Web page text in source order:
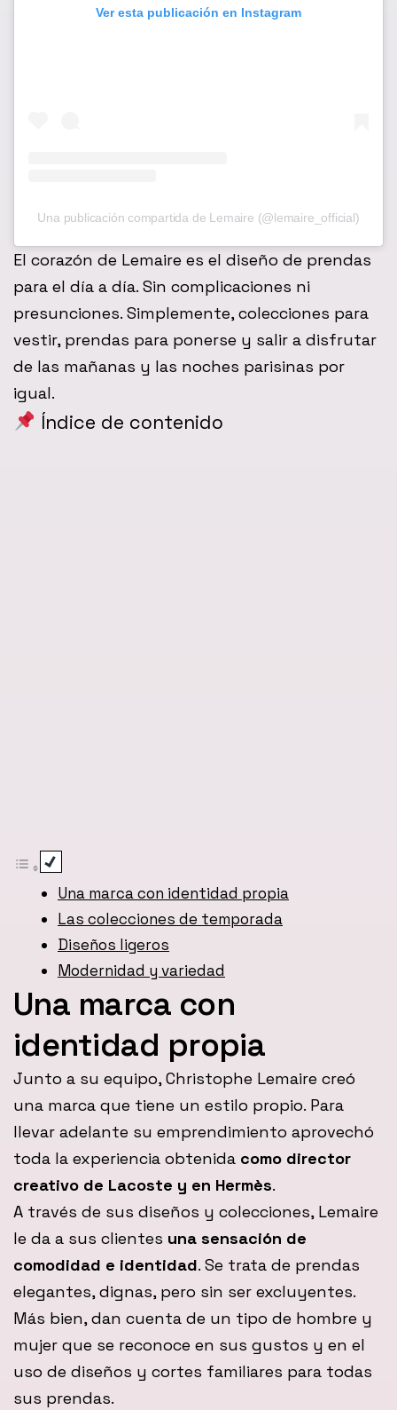
Ver esta publicación en Instagram
Una publicación compartida de Lemaire (@lemaire_official)
El corazón de Lemaire es el diseño de prendas
para el día a día. Sin complicaciones ni
presunciones. Simplemente, colecciones para
vestir, prendas para ponerse y salir a disfrutar
de las mañanas y las noches parisinas por
igual.
Índice de contenido
Una marca con identidad propia
Las colecciones de temporada
Diseños ligeros
Modernidad y variedad
Una marca con
identidad propia
Junto a su equipo, Christophe Lemaire creó
una marca que tiene un estilo propio. Para
llevar adelante su emprendimiento aprovechó
toda la experiencia obtenida como director
creativo de Lacoste y en Hermès.
A través de sus diseños y colecciones, Lemaire
le da a sus clientes una sensación de
comodidad e identidad. Se trata de prendas
elegantes, dignas, pero sin ser excluyentes.
Más bien, dan cuenta de un tipo de hombre y
mujer que se reconoce en sus gustos y en el
uso de diseños y cortes familiares para todas
sus prendas.